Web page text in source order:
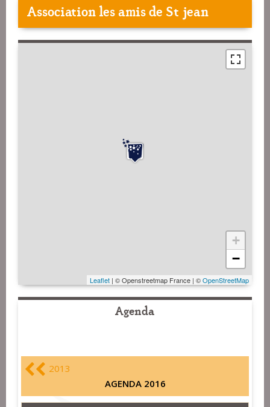
Association les amis de St jean
+
−
Leaflet | © Openstreetmap France | ©OpenStreetMap
Agenda
2013
AGENDA 2016